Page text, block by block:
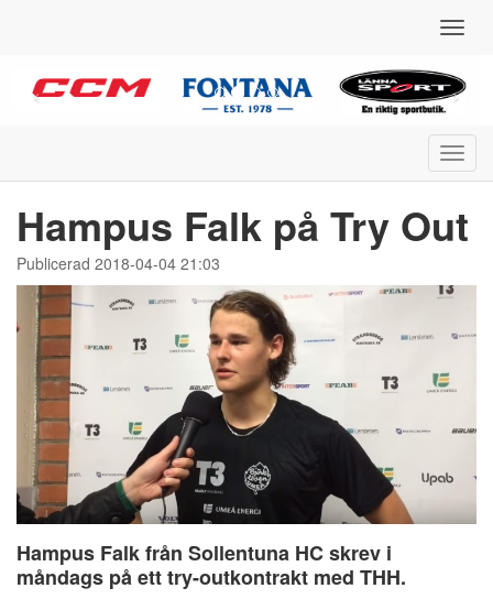
Hampus Falk på Try Out
Publicerad 2018-04-04 21:03
Hampus Falk från Sollentuna HC skrev i
måndags på ett try-outkontrakt med THH.